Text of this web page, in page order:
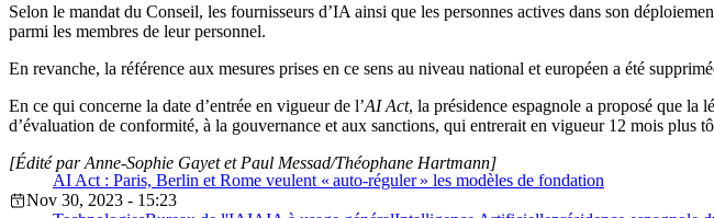
Selon le mandat du Conseil, les fournisseurs d’IA ainsi que les personnes actives dans son
parmi les membres de leur personnel.
En revanche, la référence aux mesures prises en ce sens au niveau national et européen a été
En ce qui concerne la date d’entrée en vigueur de l’AI Act, la présidence espagnole a proposé que la
d’évaluation de conformité, à la gouvernance et aux sanctions, qui entrerait en vigueur 12 mois plus
AI Act : Paris, Berlin et Rome veulent « auto-réguler » les modèles de fondation
[Édité par Anne-Sophie Gayet et Paul Messad/Théophane Hartmann]
Nov 30, 2023 - 15:23